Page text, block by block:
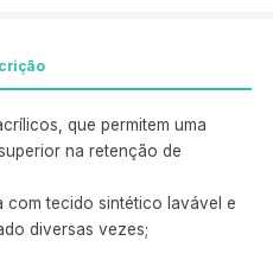
que permitem uma
na retenção de
com tecido sintético lavável e
diversas vezes;